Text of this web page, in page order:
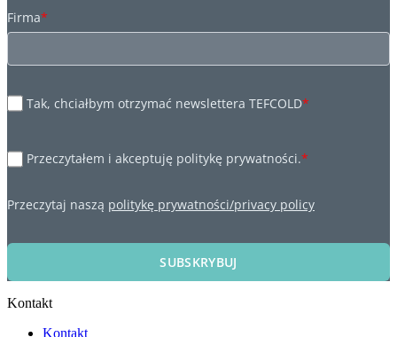
Firma*
Tak, chciałbym otrzymać newslettera TEFCOLD*
Przeczytałem i akceptuję politykę prywatności.*
Przeczytaj naszą politykę prywatności/privacy policy
SUBSKRYBUJ
Kontakt
Kontakt